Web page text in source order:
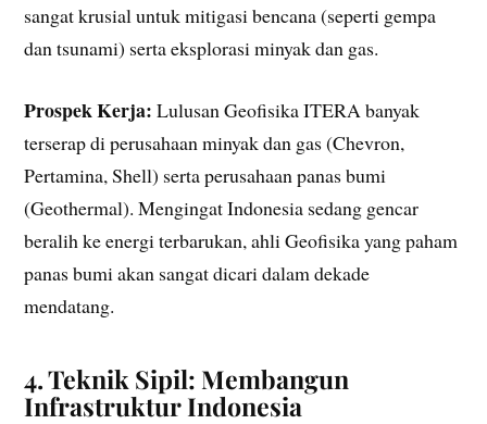
sangat krusial untuk mitigasi bencana (seperti gempa
dan tsunami) serta eksplorasi minyak dan gas.
Prospek Kerja: Lulusan Geofisika ITERA banyak
terserap di perusahaan minyak dan gas (Chevron,
Pertamina, Shell) serta perusahaan panas bumi
(Geothermal). Mengingat Indonesia sedang gencar
beralih ke energi terbarukan, ahli Geofisika yang paham
panas bumi akan sangat dicari dalam dekade
mendatang.
4. Teknik Sipil: Membangun
Infrastruktur Indonesia